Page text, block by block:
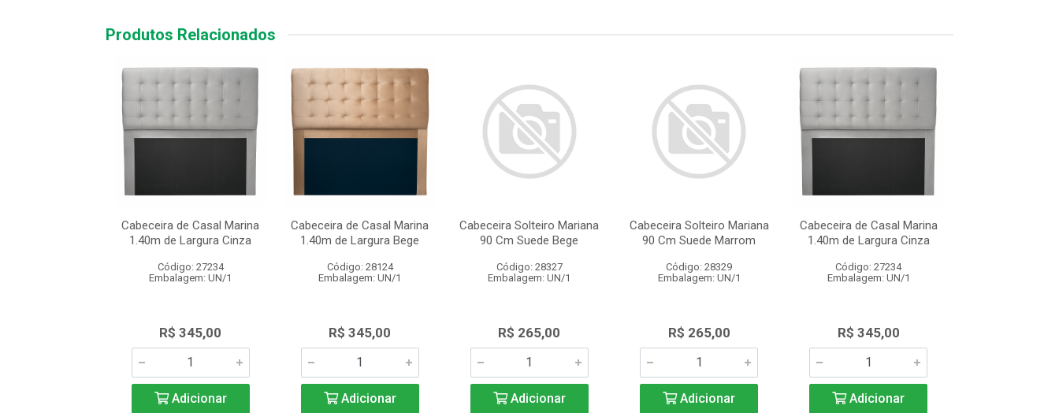
Produtos Relacionados
Cabeceira de Casal Marina
1.40m de Largura Cinza
Código: 27234
Embalagem: UN/1
R$ 345,00
Adicionar
Cabeceira de Casal Marina
1.40m de Largura Bege
Código: 28124
Embalagem: UN/1
R$ 345,00
Adicionar
Cabeceira Solteiro Mariana
90 Cm Suede Bege
Código: 28327
Embalagem: UN/1
R$ 265,00
Adicionar
Cabeceira Solteiro Mariana
90 Cm Suede Marrom
Código: 28329
Embalagem: UN/1
R$ 265,00
Adicionar
Cabeceira de Casal Marina
1.40m de Largura Cinza
Código: 27234
Embalagem: UN/1
R$ 345,00
Adicionar